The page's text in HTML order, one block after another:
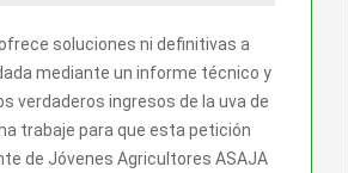
soluciones ni definitivas a
mediante un informe técnico y
verdaderos ingresos de la uva de
trabaje para que esta petición
de Jóvenes Agricultores ASAJA